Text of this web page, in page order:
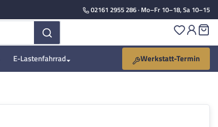
02161 2955 286· Mo–Fr 10–18, Sa 10–15
Du hast
E-Lastenfahrrad Werkstatt-Termin